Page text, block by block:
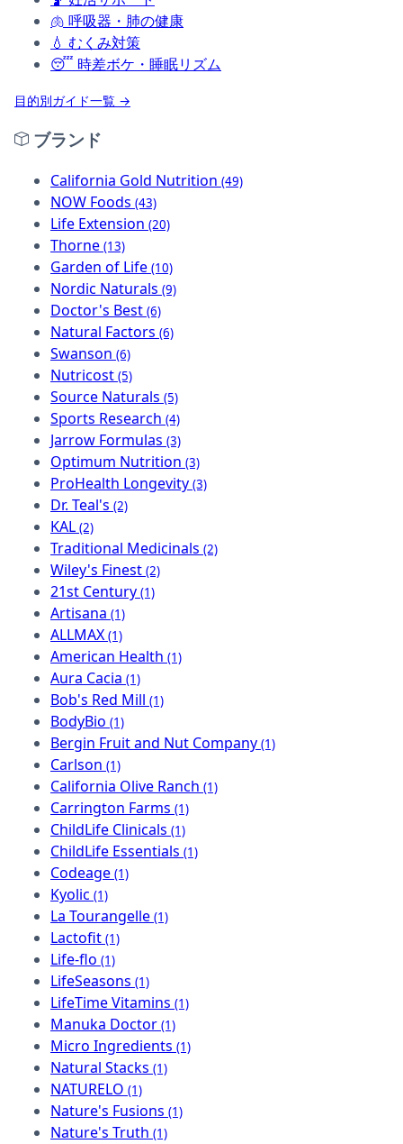
🫁 呼吸器・肺の健康
💧 むくみ対策
😴 時差ボケ・睡眠リズム
目的別ガイド一覧 →
ブランド
California Gold Nutrition (49)
NOW Foods (43)
Life Extension (20)
Thorne (13)
Garden of Life (10)
Nordic Naturals (9)
Doctor's Best (6)
Natural Factors (6)
Swanson (6)
Nutricost (5)
Source Naturals (5)
Sports Research (4)
Jarrow Formulas (3)
Optimum Nutrition (3)
ProHealth Longevity (3)
Dr. Teal's (2)
KAL (2)
Traditional Medicinals (2)
Wiley's Finest (2)
21st Century (1)
Artisana (1)
ALLMAX (1)
American Health (1)
Aura Cacia (1)
Bob's Red Mill (1)
BodyBio (1)
Bergin Fruit and Nut Company (1)
Carlson (1)
California Olive Ranch (1)
Carrington Farms (1)
ChildLife Clinicals (1)
ChildLife Essentials (1)
Codeage (1)
Kyolic (1)
La Tourangelle (1)
Lactofit (1)
Life-flo (1)
LifeSeasons (1)
LifeTime Vitamins (1)
Manuka Doctor (1)
Micro Ingredients (1)
Natural Stacks (1)
NATURELO (1)
Nature's Fusions (1)
Nature's Truth (1)